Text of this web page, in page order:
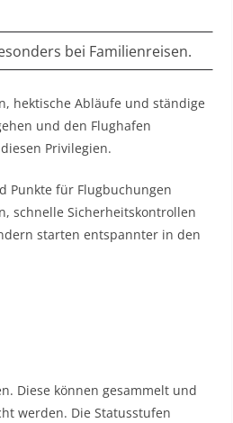
bei Familienreisen.
hektische Abläufe und ständige
und den Flughafen
Privilegien.
Punkte für Flugbuchungen
schnelle Sicherheitskontrollen
starten entspannter in den
Diese können gesammelt und
werden. Die Statusstufen